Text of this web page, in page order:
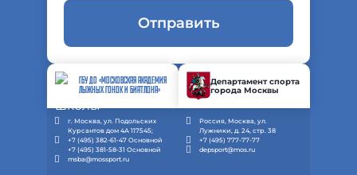
Отправить
ГБУ ДО «МОСКОВСКАЯ АКАДЕМИЯ
ЛЫЖНЫХ ГОНОК И БИАТЛОНА»
г. Москва, ул. Подольских
Курсантов дом 4А 117545;
+7 (495) 382-61-47 Основной
+7 (495) 381-58-31 Основной
msba@mossport.ru
Департамент спорта
города Москвы
Россия, Москва, ул.
Лужники, д. 24, стр. 38
+7 (495) 777-77-77
depsport@mos.ru